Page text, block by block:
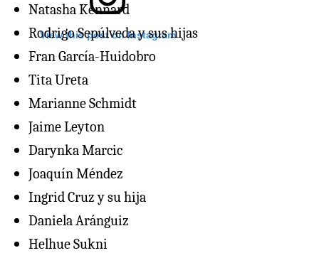
View this post on Instagram
Natasha Kennard
Rodrigo Sepúlveda y sus hijas
Fran García-Huidobro
Tita Ureta
Marianne Schmidt
Jaime Leyton
Darynka Marcic
Joaquín Méndez
Ingrid Cruz y su hija
Daniela Aránguiz
Helhue Sukni